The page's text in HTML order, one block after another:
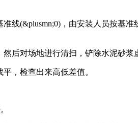
(&plusmn;0)，由安装人员按基准
对场地进行清扫，铲除水泥砂浆
，检查出来高低差值。